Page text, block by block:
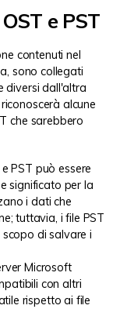
e PST
contenuti nel
sono collegati
diversi dall'altra
alcune
che sarebbero
PST può essere
significato per la
i dati che
tuttavia, i file PST
di salvare i
Microsoft
con altri
rispetto ai file